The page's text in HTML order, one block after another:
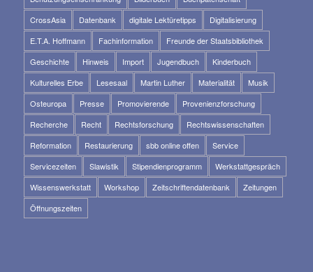
CrossAsia
Datenbank digitale Lektüretipps
Digitalisierung
E.T.A. Hoffmann
Fachinformation
Freunde der Staatsbibliothek
Geschichte
Hinweis Import Jugendbuch
Kinderbuch
Kulturelles Erbe
Lesesaal Martin Luther Materialität
Musik
Osteuropa
Presse Promovierende
Provenienzforschung
Recherche
Recht Rechtsforschung
Rechtswissenschaften
Reformation
Restaurierung sbb online offen
Service
Servicezeiten
Slawistik Stipendienprogramm
Werkstattgespräch
Wissenswerkstatt
Workshop Zeitschriftendatenbank
Zeitungen
Öffnungszeiten